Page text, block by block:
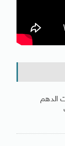
الدهم